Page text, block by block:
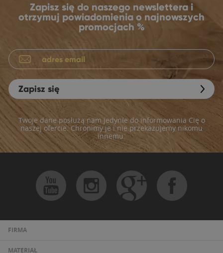
Zapisz się do naszego newslettera i
otrzymuj powiadomienia o najnowszych
promocjach %
Zapisz się
Twoje dane posłużą nam jedynie do informowania Cię o
naszej ofercie. Chronimy je i nie przekazujemy nikomu
innemu.
FIRMA
MATERIAŁ